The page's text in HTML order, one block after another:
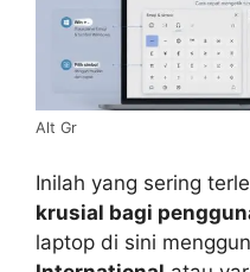
Alt Gr
Inilah yang sering
krusial bagi
laptop di sini